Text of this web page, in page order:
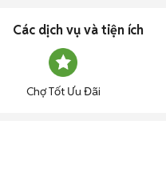
Các dịch vụ và tiện ích
Chợ Tốt Ưu Đãi